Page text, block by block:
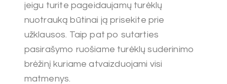
jeigu turite pageidaujamų turėklų
nuotrauką būtinai ją prisekite prie
užklausos. Taip pat po sutarties
pasirašymo ruošiame turėklų suderinimo
brėžinį kuriame atvaizduojami visi
matmenys.